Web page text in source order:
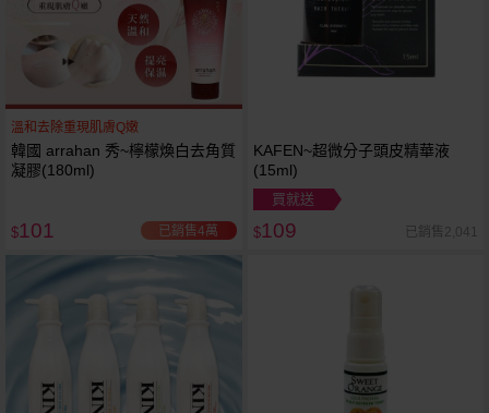
溫和去除重現肌膚Q嫩
韓國 arrahan 秀~檸檬煥白去角質
凝膠(180ml)
$101 已銷售4萬
KAFEN~超微分子頭皮精華液
(15ml)
買就送
$109 已銷售2,041